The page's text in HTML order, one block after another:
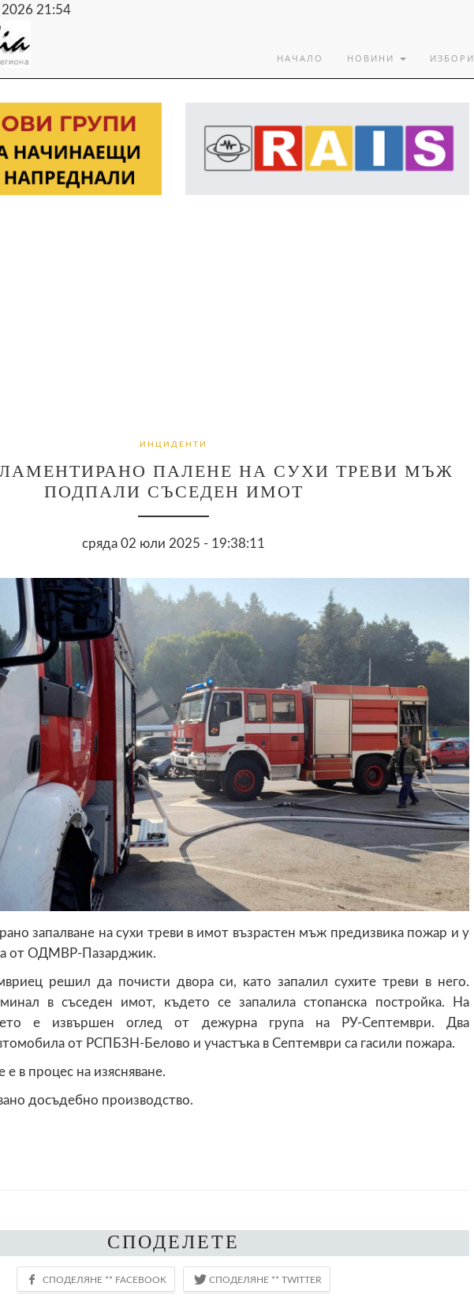
2026 21:54
НАЧАЛО НОВИНИ ИЗБОРИ
ИНЦИДЕНТИ
ПАЛЕНЕ НА СУХИ ТРЕВИ МЪЖ
ПОДПАЛИ СЪСЕДЕН ИМОТ
сряда 02 юли 2025 - 19:38:11
запалване на сухи треви в имот възрастен мъж предизвика пожар и у
от ОДМВР-Пазарджик.
решил да почисти двора си, като запалил сухите треви в него.
в съседен имот, където се запалила стопанска постройка. На
е извършен оглед от дежурна група на РУ-Септември. Два
от РСПБЗН-Белово и участъка в Септември са гасили пожара.
в процес на изясняване.
досъдебно производство.
СПОДЕЛЕТЕ